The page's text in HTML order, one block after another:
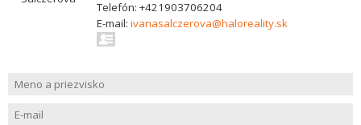
Telefón: +421903706204
E-mail: ivanasalczerova@haloreality.sk